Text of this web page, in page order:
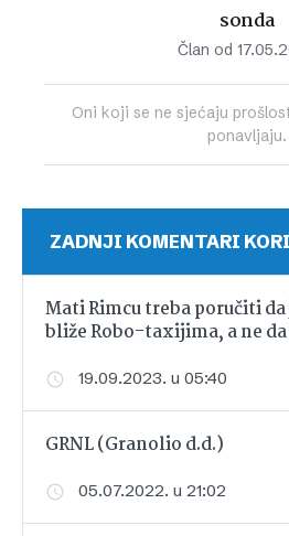
sonda
Član od
Oni koji se ne sjećaju
ponavljaju.
ZADNJI KOMENTARI
Mati Rimcu treba poručiti
bliže Robo-taxijima, a ne
19.09.2023. u 05:40
GRNL (Granolio d.d.)
05.07.2022. u 21:02